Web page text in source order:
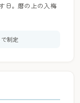
日。暦の上の入梅
制定